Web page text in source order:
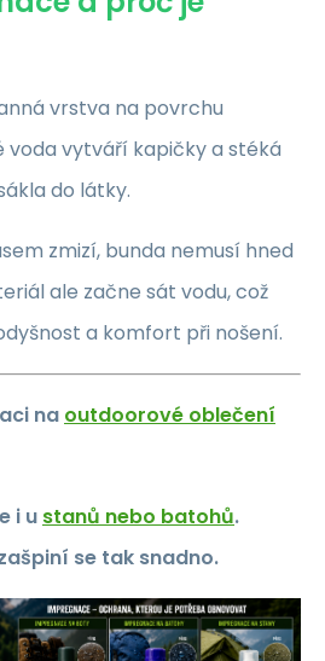
vrstva na povrchu
voda vytváří kapičky a stéká
do látky.
zmizí, bunda nemusí hned
ale začne sát vodu, což
a komfort při nošení.
na outdoorové oblečení
i u stanů nebo batohů.
se tak snadno.